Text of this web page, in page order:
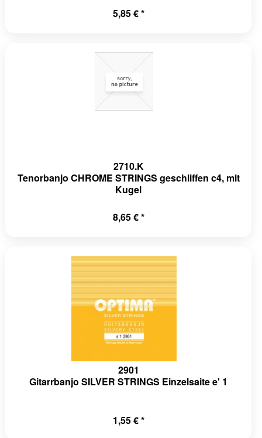
5,85 € *
2710.K
Tenorbanjo CHROME STRINGS geschliffen c4, mit
Kugel
8,65 € *
2901
Gitarrbanjo SILVER STRINGS Einzelsaite e' 1
1,55 € *